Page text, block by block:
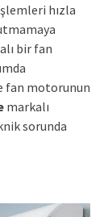
hızla
bir fan
fan motorunun
markalı
sorunda